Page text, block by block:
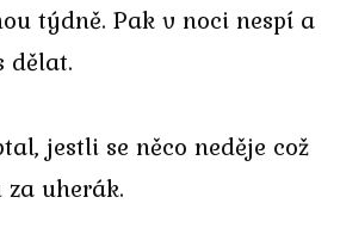
týdně. Pak v noci nespí a
dělat.
jestli se něco neděje což
uherák.